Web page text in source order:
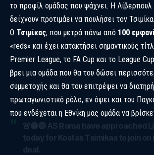
το προφίλ ομάδας που ψάχνει. Η
δείχνουν προτιμάει να πουλήσει τον Τσιμίκα.
Ο Τσιμίκας, που μετρά πάνω από 100
«reds» και έχει κατακτήσει σημαντικούς
Premier League, το FA Cup και το League
βρει μια ομάδα που θα του δώσει
συμμετοχής και θα του επιτρέψει να
πρωταγωνιστικό ρόλο, εν όψει και του
που ενδέχεται η Εθνίκη μας ομάδα να
🚨🟡🔴 AS Roma have approached
today for Kostas Tsimikas to join on
deal.